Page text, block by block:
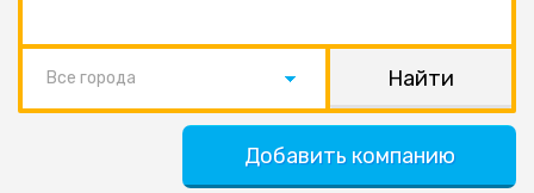
Все города
Добавить компанию